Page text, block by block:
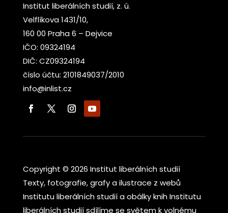
Institut liberálních studií, z. ú.
Velflíkova 1431/10,
160 00 Praha 6 – Dejvice
IČO: 09324194
DIČ: CZ09324194
číslo účtu: 2101849037/2010
info@inlist.cz
Copyright © 2026 Institut liberálních studií
Texty, fotografie, grafy a ilustrace z webů
Institutu liberálních studií a obálky knih Institutu
liberálních studií sdílíme se světem k volnému